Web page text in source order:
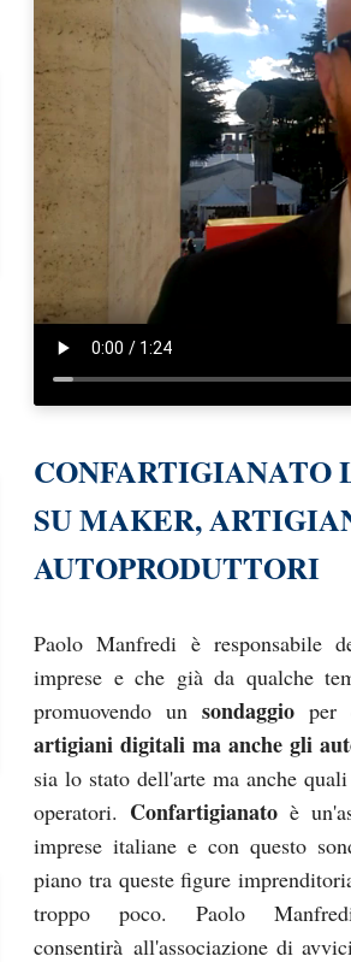
CONFARTIGIANATO
SU MAKER,
AUTOPRODUTTORI
Paolo Manfredi è responsabile
imprese e che già da qualche
promuovendo un sondaggioper
artigiani digitali ma anche gli
sia lo stato dell'arte ma anche
operatori. Confartigianato è
imprese italiane e con questo
piano tra queste figure
troppo poco. Paolo
consentirà all'associazione di